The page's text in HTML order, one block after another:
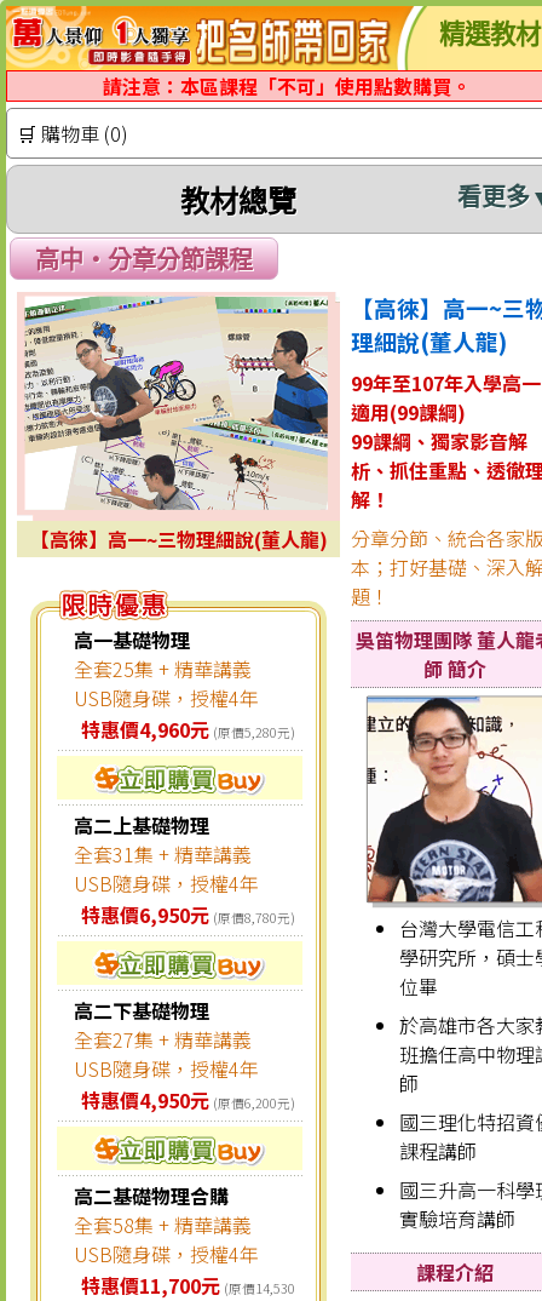
精選教材
請注意：本區課程「不可」使用點數購買。
🛒 購物車 (0)
教材總覽 看更
高中‧分章分節課程
【高徠】高一~三物理細說(董人龍)
高一基礎物理
全套25集 + 精華講義
USB隨身碟，授權4年
特惠價4,960元 (原價5,280元)
高二上基礎物理
全套31集 + 精華講義
USB隨身碟，授權4年
特惠價6,950元 (原價8,780元)
高二下基礎物理
全套27集 + 精華講義
USB隨身碟，授權4年
特惠價4,950元 (原價6,200元)
高二基礎物理合購
全套58集 + 精華講義
USB隨身碟，授權4年
特惠價11,700元 (原價14,530
【高徠】高一~三
理細說(董人龍)
99年至107年入學高一
適用(99課綱)
99課綱、獨家影音解
析、抓住重點、透徹
解！
分章分節、統合各家
本；打好基礎、深入
題！
吳笛物理團隊 董人龍
師 簡介
台灣大學電信工
學研究所，碩士
位畢
於高雄市各大家
班擔任高中物理
師
國三理化特招資
課程講師
國三升高一科學
實驗培育講師
課程介紹